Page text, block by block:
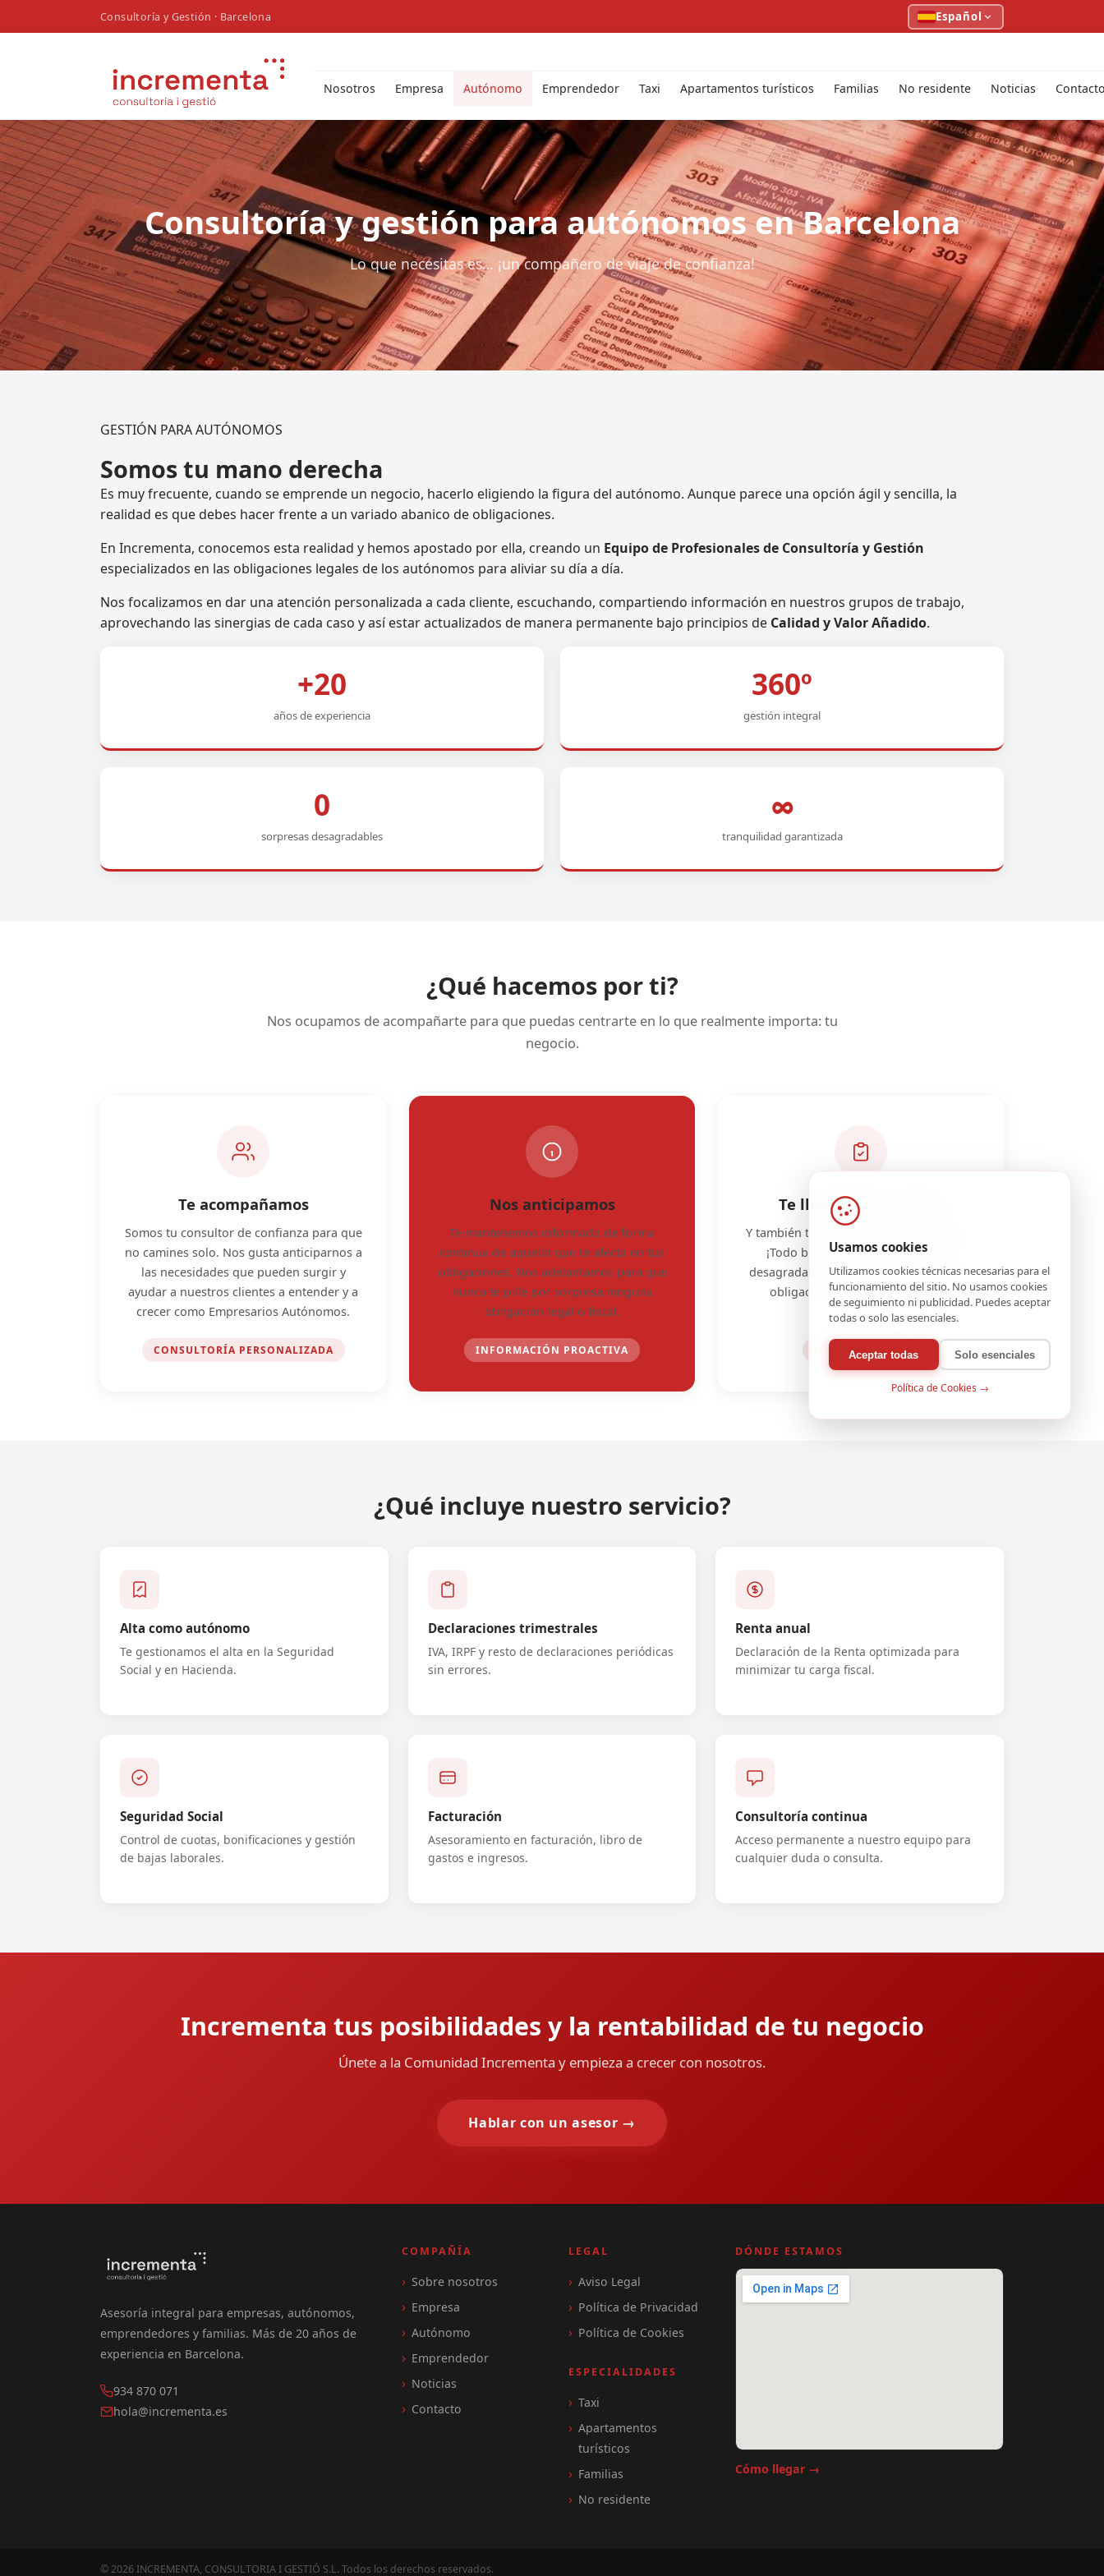
Consultoría y Gestión · Barcelona Español
Nosotros Empresa Autónomo Emprendedor Taxi Apartamentos turísticos Familias No residente Noticias
Consultoría y gestión para autónomos en Barcelona
Lo que necesitas es… ¡un compañero de viaje de confianza!
GESTIÓN PARA AUTÓNOMOS
Somos tu mano derecha
Es muy frecuente, cuando se emprende un negocio, hacerlo eligiendo la figura del autónomo. Aunque parece una opción ágil y sencilla, la
realidad es que debes hacer frente a un variado abanico de obligaciones.
En Incrementa, conocemos esta realidad y hemos apostado por ella, creando un Equipo de Profesionales de Consultoría y Gestión
especializados en las obligaciones legales de los autónomos para aliviar su día a día.
Nos focalizamos en dar una atención personalizada a cada cliente, escuchando, compartiendo información en nuestros grupos de trabajo,
aprovechando las sinergias de cada caso y así estar actualizados de manera permanente bajo principios de Calidad y Valor Añadido.
+20
años de experiencia
360º
gestión integral
0
sorpresas desagradables
∞
tranquilidad garantizada
¿Qué hacemos por ti?
Nos ocupamos de acompañarte para que puedas centrarte en lo que realmente importa: tu
negocio.
Te acompañamos
Somos tu consultor de confianza para que
no camines solo. Nos gusta anticiparnos a
las necesidades que pueden surgir y
ayudar a nuestros clientes a entender y a
crecer como Empresarios Autónomos.
CONSULTORÍA PERSONALIZADA
Nos anticipamos
Te mantenemos informado de forma
continua de aquello que te afecta en tus
obligaciones. Nos adelantamos para que
nunca te pille por sorpresa ninguna
obligación legal o fiscal.
INFORMACIÓN PROACTIVA
Te llevamos el control
Y también te presentamos los impuestos.
¡Todo bajo control y sin sorpresas
desagradables! Gestión completa de tus
obligaciones fiscales, laborales y
contables.
CONTROL TOTAL
¿Qué incluye nuestro servicio?
Alta como autónomo
Te gestionamos el alta en la Seguridad
Social y en Hacienda.
Declaraciones trimestrales
IVA, IRPF y resto de declaraciones periódicas
sin errores.
Renta anual
Declaración de la Renta optimizada para
minimizar tu carga fiscal.
Seguridad Social
Control de cuotas, bonificaciones y gestión
de bajas laborales.
Facturación
Asesoramiento en facturación, libro de
gastos e ingresos.
Consultoría continua
Acceso permanente a nuestro equipo para
cualquier duda o consulta.
Incrementa tus posibilidades y la rentabilidad de tu negocio
Únete a la Comunidad Incrementa y empieza a crecer con nosotros.
Hablar con un asesor →
Asesoría integral para empresas, autónomos,
emprendedores y familias. Más de 20 años de
experiencia en Barcelona.
934 870 071
hola@incrementa.es
COMPAÑÍA
Sobre nosotros
Empresa
Autónomo
Emprendedor
Noticias
Contacto
LEGAL
Aviso Legal
Política de Privacidad
Política de Cookies
ESPECIALIDADES
Taxi
Apartamentos
turísticos
Familias
No residente
DÓNDE ESTAMOS
Cómo llegar →
© 2026 INCREMENTA, CONSULTORIA I GESTIÓ S.L. Todos los derechos reservados.
Usamos cookies
Utilizamos cookies técnicas necesarias para el
funcionamiento del sitio. No usamos cookies
de seguimiento ni publicidad. Puedes aceptar
todas o solo las esenciales.
Aceptar todas Solo esenciales
Política de Cookies →